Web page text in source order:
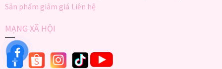
Sản phẩm giảm giá Liên hệ
MẠNG XÃ HỘI